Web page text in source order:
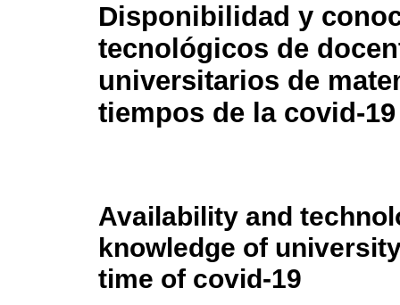
Disponibilidad y
tecnológicos de
universitarios de
tiempos de la covid-19
Availability and
knowledge of
time of covid-19